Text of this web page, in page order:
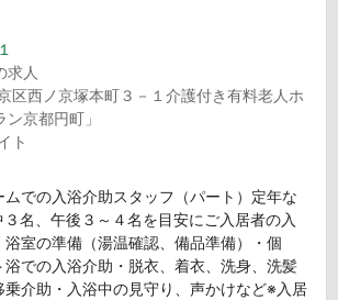
求人
区西ノ京塚本町３－１介護付き有料老人ホ
京都円町」
ト
での入浴介助スタッフ（パート）定年な
名、午後３～４名を目安にご入居者の入
室の準備（湯温確認、備品準備）・個
での入浴介助・脱衣、着衣、洗身、洗髪
介助・入浴中の見守り、声かけなど※入居